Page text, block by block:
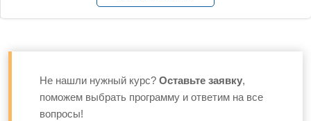
Не нашли нужный курс? Оставьте заявку,
поможем выбрать программу и ответим на все
вопросы!